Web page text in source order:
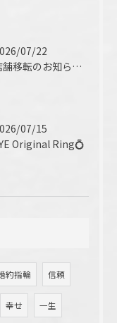
07/22
💎店舗移転のお知らせ 💎
07/15
Original Ring💍
約指輪 信頼
幸せ 一生